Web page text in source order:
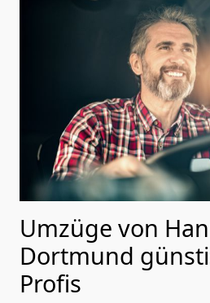
Umzüge von
Dortmund
Profis